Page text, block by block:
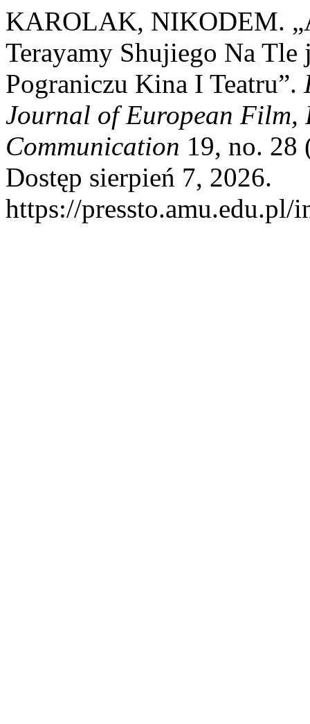
KAROLAK, NIKODEM.
Terayamy Shujiego Na
Pograniczu Kina I Teatru”.
Journal of European Film,
Communication 19, no. 28
Dostęp sierpień 7, 2026.
https://